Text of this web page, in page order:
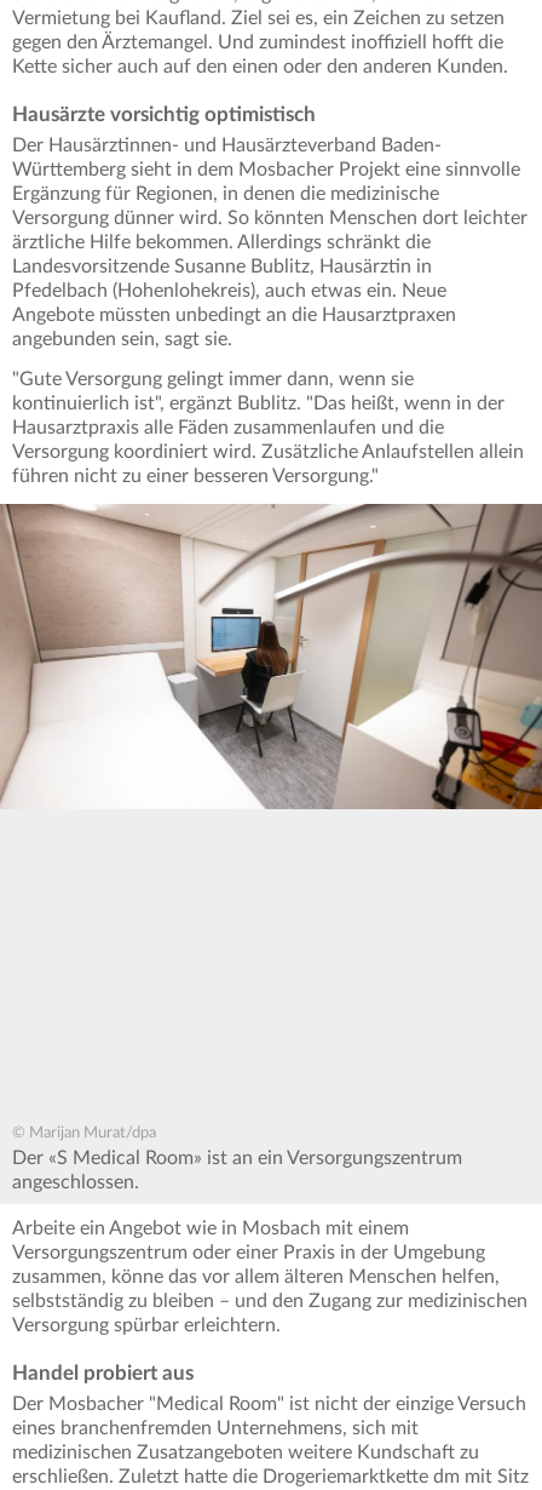
Vermietung bei Kaufland. Ziel sei es, ein Zeichen zu setzen
gegen den Ärztemangel. Und zumindest inoffiziell hofft die
Kette sicher auch auf den einen oder den anderen Kunden.
Hausärzte vorsichtig optimistisch
Der Hausärztinnen- und Hausärzteverband Baden-
Württemberg sieht in dem Mosbacher Projekt eine sinnvolle
Ergänzung für Regionen, in denen die medizinische
Versorgung dünner wird. So könnten Menschen dort leichter
ärztliche Hilfe bekommen. Allerdings schränkt die
Landesvorsitzende Susanne Bublitz, Hausärztin in
Pfedelbach (Hohenlohekreis), auch etwas ein. Neue
Angebote müssten unbedingt an die Hausarztpraxen
angebunden sein, sagt sie.
"Gute Versorgung gelingt immer dann, wenn sie
kontinuierlich ist", ergänzt Bublitz. "Das heißt, wenn in der
Hausarztpraxis alle Fäden zusammenlaufen und die
Versorgung koordiniert wird. Zusätzliche Anlaufstellen allein
führen nicht zu einer besseren Versorgung."
© Marijan Murat/dpa
Der «S Medical Room» ist an ein Versorgungszentrum
angeschlossen.
Arbeite ein Angebot wie in Mosbach mit einem
Versorgungszentrum oder einer Praxis in der Umgebung
zusammen, könne das vor allem älteren Menschen helfen,
selbstständig zu bleiben – und den Zugang zur medizinischen
Versorgung spürbar erleichtern.
Handel probiert aus
Der Mosbacher "Medical Room" ist nicht der einzige Versuch
eines branchenfremden Unternehmens, sich mit
medizinischen Zusatzangeboten weitere Kundschaft zu
erschließen. Zuletzt hatte die Drogeriemarktkette dm mit Sitz